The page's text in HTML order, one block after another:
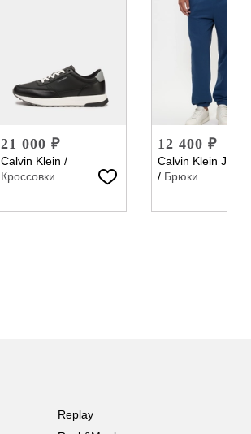
21 000 ₽
Calvin Klein /
Кроссовки
12 400 ₽
Calvin Klein Jeans
/ Брюки
Replay